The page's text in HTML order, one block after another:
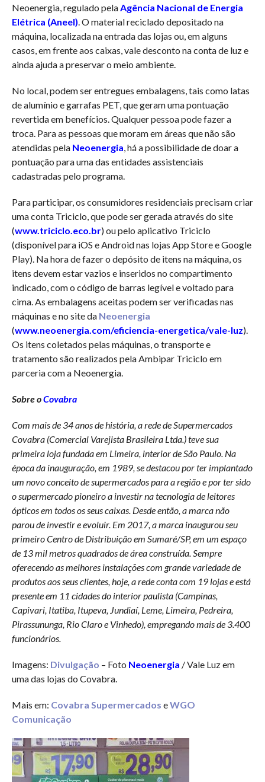
Neoenergia, regulado pelaAgência Nacional de Energia
Elétrica (Aneel). O material reciclado depositado na
máquina, localizada na entrada das lojas ou, em alguns
casos, em frente aos caixas, vale desconto na conta de luz e
ainda ajuda a preservar o meio ambiente.
No local, podem ser entregues embalagens, tais como latas
de alumínio e garrafas PET, que geram uma pontuação
revertida em benefícios. Qualquer pessoa pode fazer a
troca. Para as pessoas que moram em áreas que não são
atendidas pela Neoenergia, há a possibilidade de doar a
pontuação para uma das entidades assistenciais
cadastradas pelo programa.
Para participar, os consumidores residenciais precisam criar
uma conta Triciclo, que pode ser gerada através do site
(www.triciclo.eco.br) ou pelo aplicativo Triciclo
(disponível para iOS e Android nas lojas App Store e Google
Play). Na hora de fazer o depósito de itens na máquina, os
itens devem estar vazios e inseridos no compartimento
indicado, com o código de barras legível e voltado para
cima. As embalagens aceitas podem ser verificadas nas
máquinas e no site da Neoenergia
(www.neoenergia.com/eficiencia-energetica/vale-luz).
Os itens coletados pelas máquinas, o transporte e
tratamento são realizados pela Ambipar Triciclo em
parceria com a Neoenergia.
Sobre oCovabra
Com mais de 34 anos de história, a rede de Supermercados
Covabra (Comercial Varejista Brasileira Ltda.) teve sua
primeira loja fundada em Limeira, interior de São Paulo. Na
época da inauguração, em 1989, se destacou por ter implantado
um novo conceito de supermercados para a região e por ter sido
o supermercado pioneiro a investir na tecnologia de leitores
ópticos em todos os seus caixas. Desde então, a marca não
parou de investir e evoluir. Em 2017, a marca inaugurou seu
primeiro Centro de Distribuição em Sumaré/SP, em um espaço
de 13 mil metros quadrados de área construída. Sempre
oferecendo as melhores instalações com grande variedade de
produtos aos seus clientes, hoje, a rede conta com 19 lojas e está
presente em 11 cidades do interior paulista (Campinas,
Capivari, Itatiba, Itupeva, Jundiaí, Leme, Limeira, Pedreira,
Pirassununga, Rio Claro e Vinhedo), empregando mais de 3.400
funcionários.
Imagens: Divulgação – Foto Neoenergia / Vale Luz em
uma das lojas do Covabra.
Mais em: Covabra Supermercados eWGO
Comunicação